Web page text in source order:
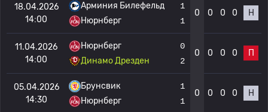
18.04.2026
14:00
Арминия Билефельд
Нюрнберг
1
1
0 0 0 0 Н
11.04.2026
14:00
Нюрнберг
Динамо Дрезден
0
2
0 0 0 0 П
05.04.2026
14:30
Брунсвик
Нюрнберг
1
1
0 0 0 0 Н